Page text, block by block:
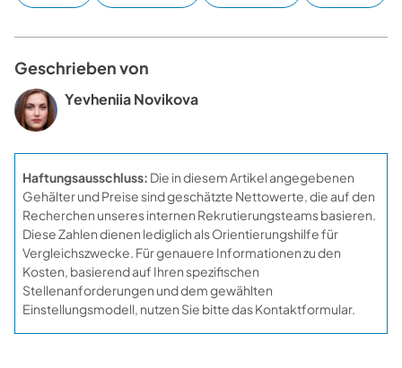
Geschrieben von
Yevheniia Novikova
Haftungsausschluss: Die in diesem Artikel angegebenen
Gehälter und Preise sind geschätzte Nettowerte, die auf den
Recherchen unseres internen Rekrutierungsteams basieren.
Diese Zahlen dienen lediglich als Orientierungshilfe für
Vergleichszwecke. Für genauere Informationen zu den
Kosten, basierend auf Ihren spezifischen
Stellenanforderungen und dem gewählten
Einstellungsmodell, nutzen Sie bitte das Kontaktformular.